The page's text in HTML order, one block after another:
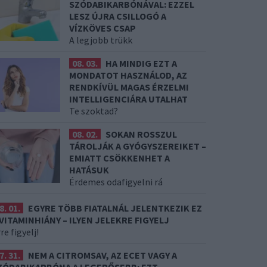
SZÓDABIKARBÓNÁVAL: EZZEL
LESZ ÚJRA CSILLOGÓ A
VÍZKÖVES CSAP
A legjobb trükk
08. 03.
HA MINDIG EZT A
MONDATOT HASZNÁLOD, AZ
RENDKÍVÜL MAGAS ÉRZELMI
INTELLIGENCIÁRA UTALHAT
Te szoktad?
08. 02.
SOKAN ROSSZUL
TÁROLJÁK A GYÓGYSZEREIKET –
EMIATT CSÖKKENHET A
HATÁSUK
Érdemes odafigyelni rá
01.
EGYRE TÖBB FIATALNÁL JELENTKEZIK EZ
– ILYEN JELEKRE FIGYELJ
figyelj!
31.
NEM A CITROMSAV, AZ ECET VAGY A